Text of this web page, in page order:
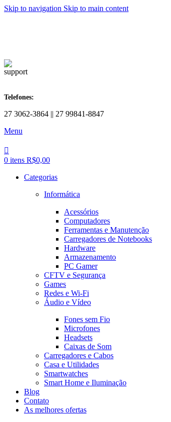
Skip to navigation Skip to main content
Telefones:
27 3062-3864 || 27 99841-8847
Menu
0 itens R$0,00
Categorias
Informática
Acessórios
Computadores
Ferramentas e Manutenção
Carregadores de Notebooks
Hardware
Armazenamento
PC Gamer
CFTV e Segurança
Games
Redes e Wi-Fi
Áudio e Vídeo
Fones sem Fio
Microfones
Headsets
Caixas de Som
Carregadores e Cabos
Casa e Utilidades
Smartwatches
Smart Home e Iluminação
Blog
Contato
As melhores ofertas